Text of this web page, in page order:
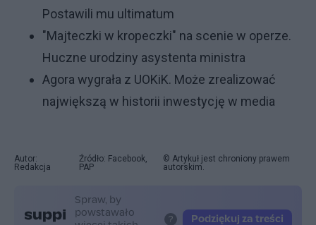
Postawili mu ultimatum
"Majteczki w kropeczki" na scenie w operze.
Huczne urodziny asystenta ministra
Agora wygrała z UOKiK. Może zrealizować
największą w historii inwestycję w media
Autor:
Redakcja
Źródło: Facebook,
PAP
© Artykuł jest chroniony prawem
autorskim.